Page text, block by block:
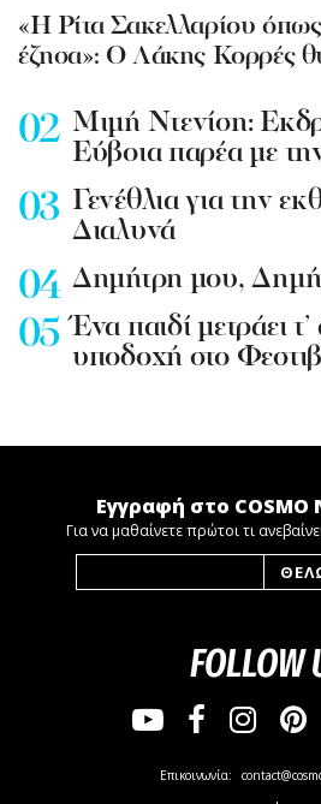
«Η Ρίτα Σακελλαρίου
έζησα»: Ο Λάκης Κορρές
Mιμή Ντενίση:
Εύβοια παρέα με
Γενέθλια για την
Διαλυνά
Δημήτρη μου,
Ένα παιδί μετράει
υποδοχή στο
Εγγραφή στο COSMO
Για να μαθαίνετε πρώτοι τι
FOLLOW
Επικοινωνία: